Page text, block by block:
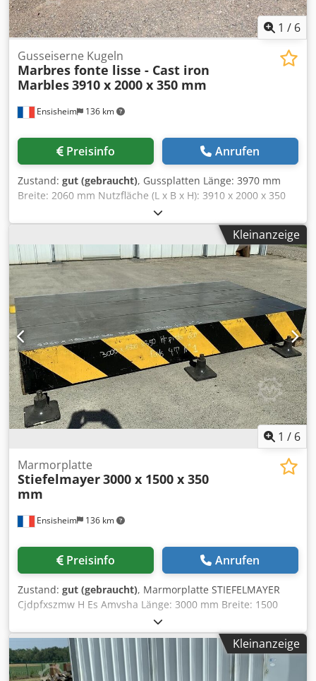
1 / 6
Ensisheim 136 km
Gusseiserne Kugeln
Marbres fonte lisse - Cast iron
Marbles3910 x 2000 x 350 mm
Preisinfo Anrufen
Zustand: gut (gebraucht), Gussplatten Länge: 3970 mm
Breite: 2060 mm Nutzfläche (L x B x H): 3910 x 2000 x 350
mm Geliefert mit 6 Nivellierfüßen Gewicht: 7 t Cjdezmw H
Sspfx Amvsha Es sind 2 identische Platten verfügbar.
Kleinanzeige
1 / 6
Ensisheim 136 km
Marmorplatte
Stiefelmayer3000 x 1500 x 350
mm
Preisinfo Anrufen
Zustand: gut (gebraucht), Marmorplatte STIEFELMAYER
Cjdpfxszmw H Es Amvsha Länge: 3000 mm Breite: 1500
mm Stärke: 350 mm Höhe mit Füßen: 600 mm Anzahl der
Füße: 6 Stück Gewicht: ca. 4 t Wurde als Koordinatenmess-
Marmor verwendet. Es sind 2 identische Marmorplatten
verfügbar.
Kleinanzeige